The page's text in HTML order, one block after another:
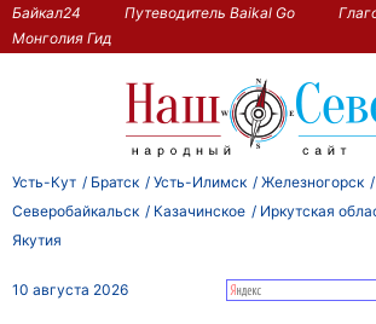
Байкал24 Путеводитель Baikal Go
Монголия Гид
Усть-Кут Братск Усть-Илимск Железногорск
Северобайкальск
Казачинское Иркутская
Якутия
10 августа 2026